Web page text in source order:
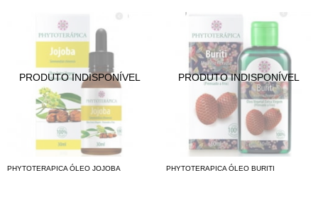
PHYTOTERAPICA ÓLEO JOJOBA PHYTOTERAPICA ÓLEO BURITI